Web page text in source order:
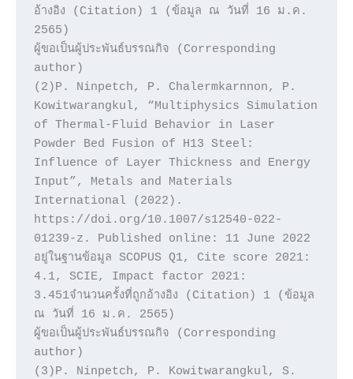
อ้างอิง (Citation) 1 (ข้อมูล ณ วันที่ 16 ม.ค.
2565)
ผู้ขอเป็นผู้ประพันธ์บรรณกิจ (Corresponding
author)
(2)P. Ninpetch, P. Chalermkarnnon, P.
Kowitwarangkul, “Multiphysics Simulation
of Thermal-Fluid Behavior in Laser
Powder Bed Fusion of H13 Steel:
Influence of Layer Thickness and Energy
Input”, Metals and Materials
International (2022).
https://doi.org/10.1007/s12540-022-
01239-z. Published online: 11 June 2022
อยู่ในฐานข้อมูล SCOPUS Q1, Cite score 2021:
4.1, SCIE, Impact factor 2021:
3.451จำนวนครั้งที่ถูกอ้างอิง (Citation) 1 (ข้อมูล
ณ วันที่ 16 ม.ค. 2565)
ผู้ขอเป็นผู้ประพันธ์บรรณกิจ (Corresponding
author)
(3)P. Ninpetch, P. Kowitwarangkul, S.